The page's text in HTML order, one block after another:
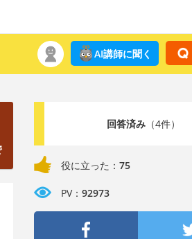
AI講師に聞く
回答済み（4件）
役に立った： 75
PV： 92973